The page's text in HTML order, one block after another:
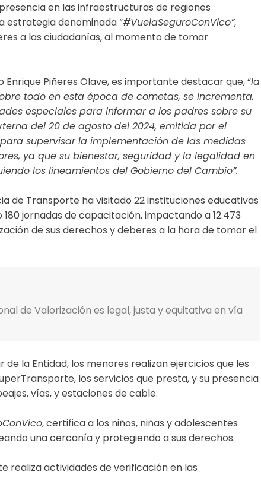
en las infraestructuras de regiones
estrategia denominada “#VuelaSeguroConVico”,
a las ciudadanías, al momento de tomar
Piñeres Olave, es importante destacar que, “la
todo en esta época de cometas, se incrementa,
especiales para informar a los padres sobre su
del 20 de agosto del 2024, emitida por el
supervisar la implementación de las medidas
ya que su bienestar, seguridad y la legalidad en
los lineamientos del Gobierno del Cambio”.
de Transporte ha visitado 22 instituciones educativas
jornadas de capacitación, impactando a 12.473
de sus derechos y deberes a la hora de tomar el
de Valorización es legal, justa y equitativa en vía
la Entidad, los menores realizan ejercicios que les
los servicios que presta, y su presencia
vías, y estaciones de cable.
, certifica a los niños, niñas y adolescentes
una cercanía y protegiendo a sus derechos.
realiza actividades de verificación en las